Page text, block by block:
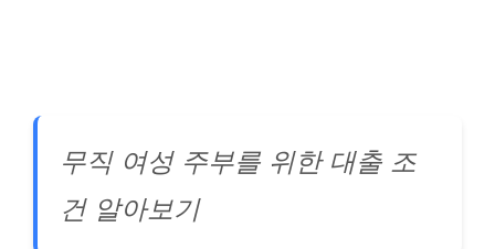
무직 여성 주부를 위한 대출 조
건 알아보기